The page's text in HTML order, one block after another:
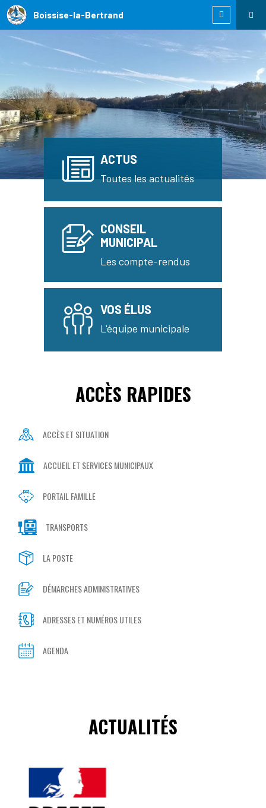
Boissise-la-Bertrand
ACTUS
Toutes les actualités
CONSEIL
MUNICIPAL
Les compte-rendus
VOS ÉLUS
L'équipe municipale
ACCÈS RAPIDES
ACCÈS ET SITUATION
ACCUEIL ET SERVICES MUNICIPAUX
PORTAIL FAMILLE
TRANSPORTS
LA POSTE
DÉMARCHES ADMINISTRATIVES
ADRESSES ET NUMÉROS UTILES
AGENDA
ACTUALITÉS